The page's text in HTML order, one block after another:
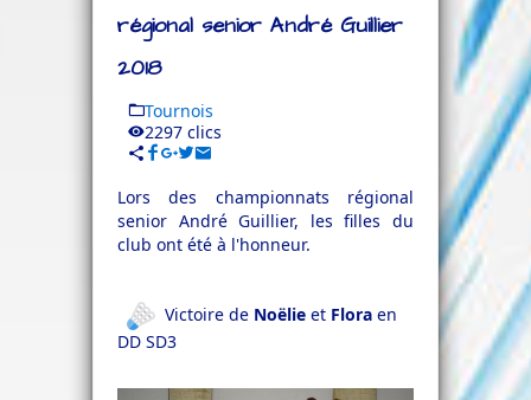
régional senior André Guillier
2018
Tournois
2297 clics
Lors des championnats régional
senior André Guillier, les filles du
club ont été à l'honneur.
Victoire de Noëlie et Flora en
DD SD3